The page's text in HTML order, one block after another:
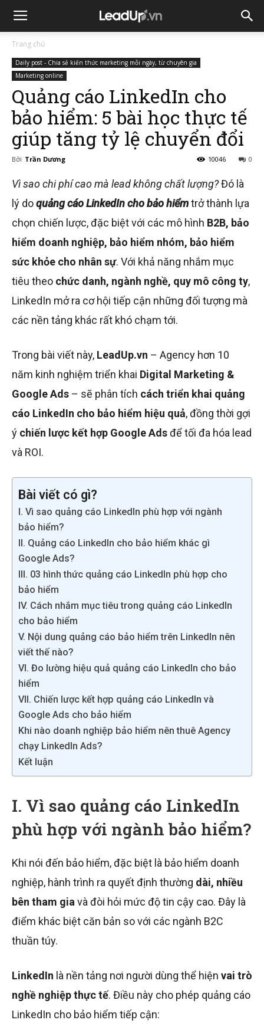
Trang chủ
Daily post - Chia sẻ kiến thức marketing mỗi ngày, từ chuyên gia
Marketing online
Quảng cáo LinkedIn cho
bảo hiểm: 5 bài học thực tế
giúp tăng tỷ lệ chuyển đổi
Bởi Trần Dương 0
10046
Vì sao chi phí cao mà lead không chất lượng?Đó là
lý doquảng cáo LinkedIn cho bảo hiểmtrở thành lựa
chọn chiến lược, đặc biệt với các mô hình B2B, bảo
hiểm doanh nghiệp, bảo hiểm nhóm, bảo hiểm
sức khỏe cho nhân sự. Với khả năng nhắm mục
tiêu theo chức danh, ngành nghề, quy mô công ty,
LinkedIn mở ra cơ hội tiếp cận những đối tượng mà
các nền tảng khác rất khó chạm tới.
Trong bài viết này, LeadUp.vn – Agency hơn 10
năm kinh nghiệm triển khai Digital Marketing &
Google Ads – sẽ phân tích cách triển khai quảng
cáo LinkedIn cho bảo hiểm hiệu quả, đồng thời gợi
ý chiến lược kết hợp Google Adsđể tối đa hóa lead
và ROI.
Bài viết có gì?
I. Vì sao quảng cáo LinkedIn phù hợp với ngành
bảo hiểm?
II. Quảng cáo LinkedIn cho bảo hiểm khác gì
Google Ads?
III. 03 hình thức quảng cáo LinkedIn phù hợp cho
bảo hiểm
IV. Cách nhắm mục tiêu trong quảng cáo LinkedIn
cho bảo hiểm
V. Nội dung quảng cáo bảo hiểm trên LinkedIn nên
viết thế nào?
VI. Đo lường hiệu quả quảng cáo LinkedIn cho bảo
hiểm
VII. Chiến lược kết hợp quảng cáo LinkedIn và
Google Ads cho bảo hiểm
Khi nào doanh nghiệp bảo hiểm nên thuê Agency
chạy LinkedIn Ads?
Kết luận
I. Vì sao quảng cáo LinkedIn
phù hợp với ngành bảo hiểm?
Khi nói đến bảo hiểm, đặc biệt là bảo hiểm doanh
nghiệp, hành trình ra quyết định thường dài, nhiều
bên tham gia và đòi hỏi mức độ tin cậy cao. Đây là
điểm khác biệt căn bản so với các ngành B2C
thuần túy.
LinkedIn là nền tảng nơi người dùng thể hiện vai trò
nghề nghiệp thực tế. Điều này cho phép quảng cáo
LinkedIn cho bảo hiểm tiếp cận: